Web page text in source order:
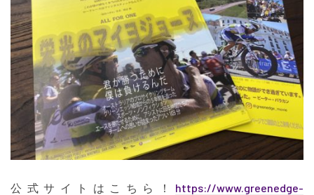
公式サイトはこちら！ https://www.greenedge-